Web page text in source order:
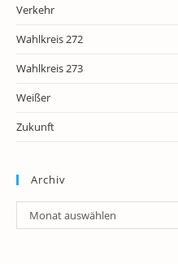
Verkehr
Wahlkreis 272
Wahlkreis 273
Weißer
Zukunft
Archiv
Archiv
Monat auswählen